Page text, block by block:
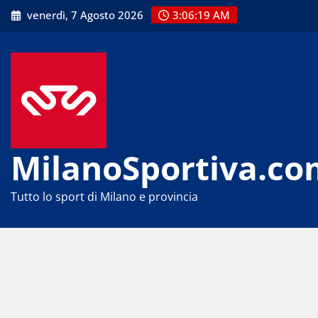
Skip
to
venerdì, 7 Agosto 2026 3:06:20 AM
Tutto lo sport di Milano e provincia